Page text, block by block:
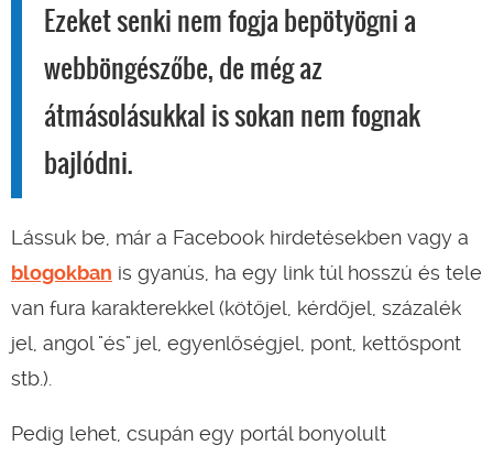
Ezeket senki nem fogja bepötyögni a
webböngészőbe, de még az
átmásolásukkal is sokan nem fognak
bajlódni.
Lássuk be, már a Facebook hirdetésekben vagy a
blogokban is gyanús, ha egy link túl hosszú és tele
van fura karakterekkel (kötőjel, kérdőjel, százalék
jel, angol "és" jel, egyenlőségjel, pont, kettőspont
stb.).
Pedig lehet, csupán egy portál bonyolult